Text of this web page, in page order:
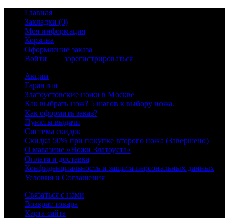
Главная
Закладки (0)
Моя информация
Корзина
Оформление заказа
Войти
зарегистрироваться
Акции
Гарантии
Златоустовские ножи в Москве
Как выбрать нож? 5 шагов к выбору ножа.
Как оформить заказ?
Пункты выдачи
Система скидок
Скидка 50% при покупке второго ножа (Завершено)
О магазине «Ножи Златоуста»
Оплата и доставка
Конфиденциальность и защита персональных данных
Условия и Соглашения
Связаться с нами
Возврат товара
Карта сайта